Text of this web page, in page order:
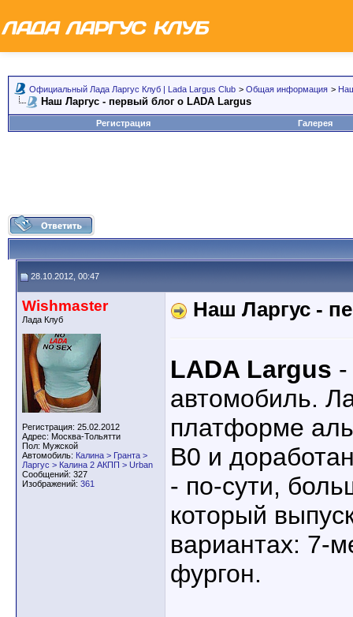
Официальный Лада Ларгус Клуб | Lada Largus Club > Общая информация >
Наш Ларгус - первый блог о LADA Largus
Регистрация Галерея
28.10.2012, 00:47
Wishmaster
Лада Клуб
Регистрация: 25.02.2012
Адрес: Москва-Тольятти
Пол: Мужской
Автомобиль: Калина > Гранта >
Ларгус > Калина 2 АКПП > Urban
Сообщений: 327
Изображений: 361
Наш Ларгус -
LADA Largus -
автомобиль.
платформе
B0 и
- по-сути,
который
вариантах: 7-
фургон.